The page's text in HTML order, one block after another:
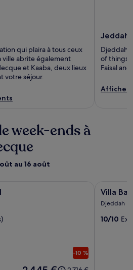
qui plaira à tous ceux
ville abrite également
et Kaaba, deux lieux
votre séjour.
Jeddah
Djeddah
of things
Faisal
Afficher
week-ends à
au 16 août
-10 %
Le
Galerie
de
Villa
Djeddah
10/10